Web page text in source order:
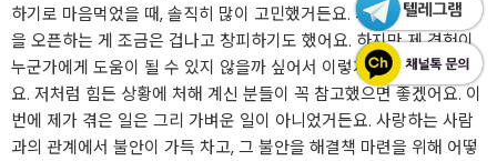
하기로 마음먹었을 때, 솔직히 많이 고민했거든요. 제 개인적인 사정
을 오픈하는 게 조금은 겁나고 창피하기도 했어요. 하지만 제 경험이
누군가에게 도움이 될 수 있지 않을까 싶어서 이렇게 용기를 내봤어
요. 저처럼 힘든 상황에 처해 계신 분들이 꼭 참고했으면 좋겠어요. 이
번에 제가 겪은 일은 그리 가벼운 일이 아니었거든요. 사랑하는 사람
과의 관계에서 불안이 가득 차고, 그 불안을 해결책 마련을 위해 어떻